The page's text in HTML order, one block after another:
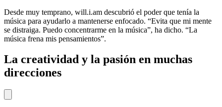
Desde muy temprano, will.i.am descubrió el poder que tenía la
música para ayudarlo a mantenerse enfocado. “Evita que mi mente
se distraiga. Puedo concentrarme en la música”, ha dicho. “La
música frena mis pensamientos”.
La creatividad y la pasión en muchas
direcciones